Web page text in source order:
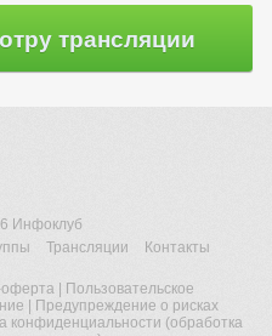
трансляции
Инфоклуб
Трансляции Контакты
оферта|
Пользовательское
Предупреждение о рисках
конфиденциальности (обработка